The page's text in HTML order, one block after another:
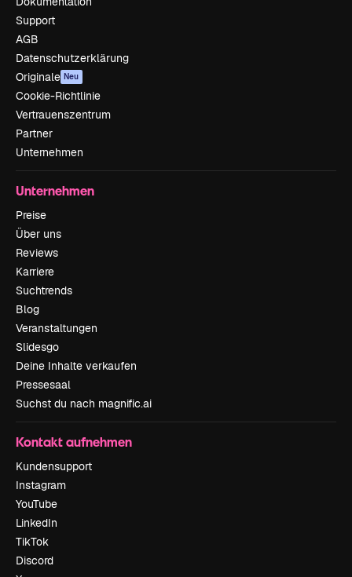
Support
AGB
Datenschutzerklärung
Originale Neu
Cookie-Richtlinie
Vertrauenszentrum
Partner
Unternehmen
Unternehmen
Preise
Über uns
Reviews
Karriere
Suchtrends
Blog
Veranstaltungen
Slidesgo
Deine Inhalte verkaufen
Pressesaal
Suchst du nach magnific.ai
Kontakt aufnehmen
Kundensupport
Instagram
YouTube
LinkedIn
TikTok
Discord